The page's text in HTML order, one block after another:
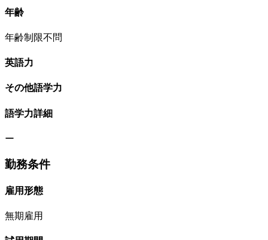
年齢
年齢制限不問
英語力
その他語学力
語学力詳細
ー
勤務条件
雇用形態
無期雇用